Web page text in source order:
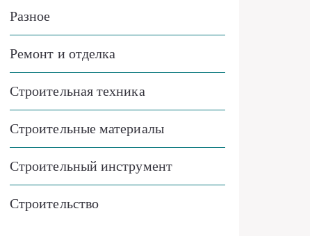
Разное
Ремонт и отделка
Строительная техника
Строительные материалы
Строительный инструмент
Строительство